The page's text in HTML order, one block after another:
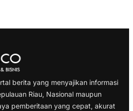
berita yang menyajikan informasi
Riau, Nasional maupun
pemberitaan yang cepat, akurat